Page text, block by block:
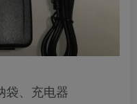
袋、充电器